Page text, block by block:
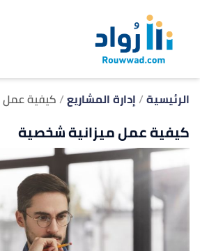
الرئيسية إدارة المشاريع كيفية عمل
كيفية عمل ميزانية شخصية